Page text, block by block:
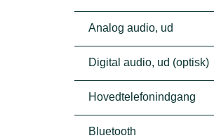
Analog audio, ud
Digital audio, ud (optisk)
Hovedtelefonindgang
Bluetooth